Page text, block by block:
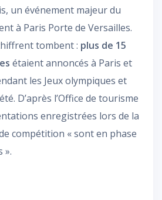
un événement majeur du
à Paris Porte de Versailles.
tombent : plus de 15
étaient annoncés à Paris et
les Jeux olympiques et
D’après l’Office de tourisme
enregistrées lors de la
compétition « sont en phase
».